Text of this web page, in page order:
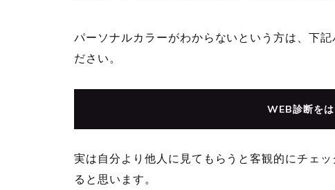
パーソナルカラーがわからないという方は、下
ださい。
WEB診断を
実は自分より他人に見てもらうと客観的にチェ
ると思います。